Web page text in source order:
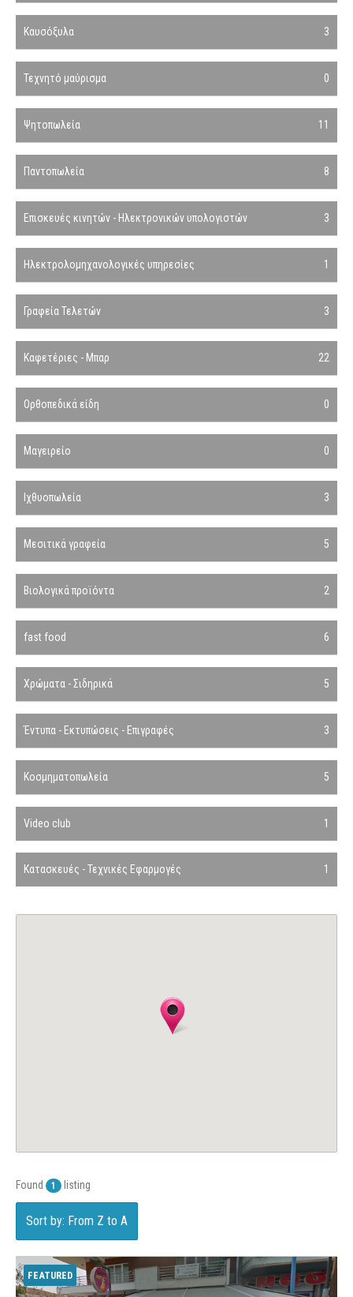
Καυσόξυλα 3
Τεχνητό μαύρισμα 0
Ψητοπωλεία 11
Παντοπωλεία 8
Επισκευές κινητών - Ηλεκτρονικών υπολογιστών 3
Ηλεκτρολομηχανολογικές υπηρεσίες 1
Γραφεία Τελετών 3
Καφετέριες - Μπαρ 22
Ορθοπεδικά είδη 0
Μαγειρείο 0
Ιχθυοπωλεία 3
Μεσιτικά γραφεία 5
Βιολογικά προϊόντα 2
fast food 6
Χρώματα - Σιδηρικά 5
Έντυπα - Εκτυπώσεις - Επιγραφές 3
Κοσμηματοπωλεία 5
Video club 1
Κατασκευές - Τεχνικές Εφαρμογές 1
Found 1 listing
Sort by: From Z to A
FEATURED